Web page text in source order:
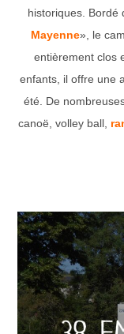
historiques. Bordé
Mayenne», le
entièrement clos
enfants, il offre une
été. De
canoë, volley ball,